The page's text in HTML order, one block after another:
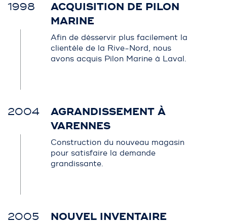
ACQUISITION DE PILON
MARINE
1998
Afin de désservir plus facilement la
clientèle de la Rive-Nord, nous
avons acquis Pilon Marine à Laval.
AGRANDISSEMENT À
VARENNES
2004
Construction du nouveau magasin
pour satisfaire la demande
grandissante.
NOUVEL INVENTAIRE
2005